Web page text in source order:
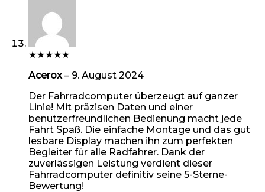
★★★★★
Acerox– 9. August 2024
Der Fahrradcomputer überzeugt auf ganzer
Linie! Mit präzisen Daten und einer
benutzerfreundlichen Bedienung macht jede
Fahrt Spaß. Die einfache Montage und das gut
lesbare Display machen ihn zum perfekten
Begleiter für alle Radfahrer. Dank der
zuverlässigen Leistung verdient dieser
Fahrradcomputer definitiv seine 5-Sterne-
Bewertung!